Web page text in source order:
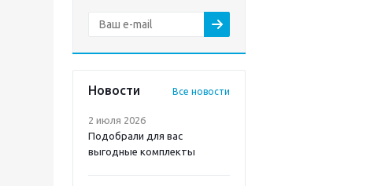
Новости Все новости
2 июля 2026
Подобрали для вас
выгодные комплекты